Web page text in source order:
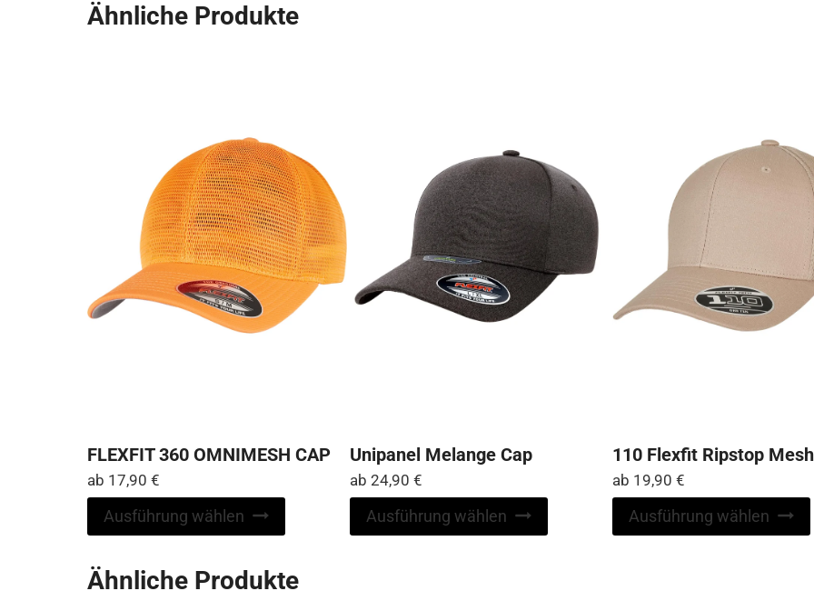
Ähnliche Produkte
FLEXFIT 360 OMNIMESH CAP
ab 17,90 €
Ausführung wählen
Produkt
mehrere
Unipanel Melange Cap
ab 24,90 €
Ausführung wählen
Produkt
110 Flexfit Ripstop
ab 19,90 €
Ausführung wählen
Ähnliche Produkte